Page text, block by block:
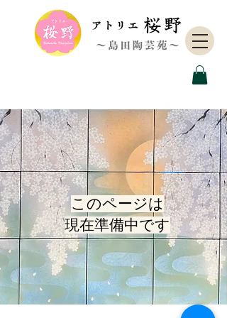
このページは
現在準備中です